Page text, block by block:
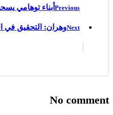
Previous أبناء توهامي
Nextوهران: التحقيق في
No comment